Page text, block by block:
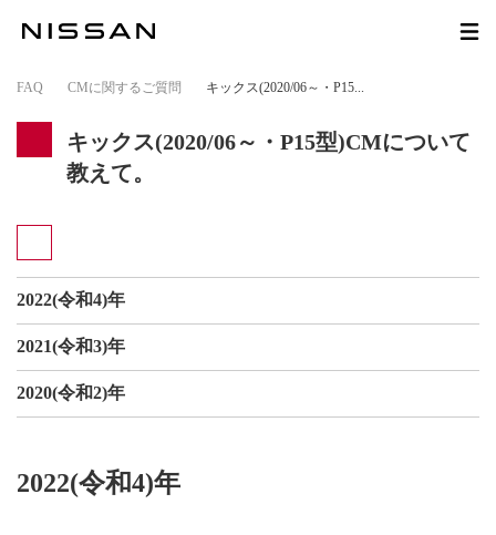
FAQ CMに関するご質問 キックス(2020/06～・P15...
キックス(2020/06～・P15型)CMについて
教えて。
2022(令和4)年
2021(令和3)年
2020(令和2)年
2022(令和4)年